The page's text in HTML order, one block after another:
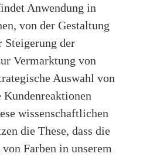
Anwendung in
von der Gestaltung
Steigerung der
Vermarktung von
Auswahl von
wissenschaftlichen
die These, dass die
Farben in unserem